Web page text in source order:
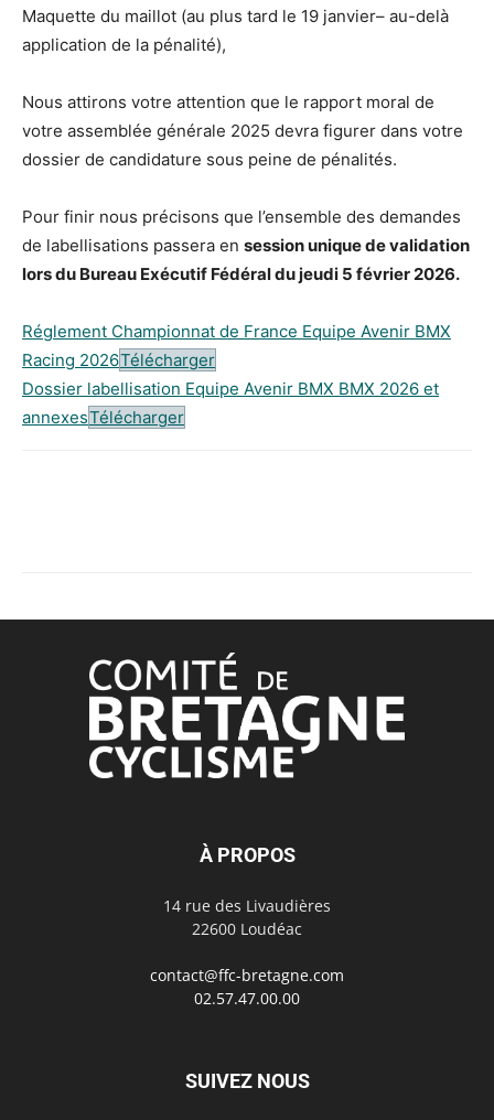
Maquette du maillot (au plus tard le 19 janvier– au-delà
application de la pénalité),
Nous attirons votre attention que le rapport moral de
votre assemblée générale 2025 devra figurer dans votre
dossier de candidature sous peine de pénalités.
Pour finir nous précisons que l’ensemble des demandes
de labellisations passera en session unique de validation
lors du Bureau Exécutif Fédéral du jeudi 5 février 2026.
Réglement Championnat de France Equipe Avenir BMX
Racing 2026Télécharger
Dossier labellisation Equipe Avenir BMX BMX 2026 et
annexesTélécharger
À PROPOS
14 rue des Livaudières
22600 Loudéac
contact@ffc-bretagne.com
02.57.47.00.00
SUIVEZ NOUS